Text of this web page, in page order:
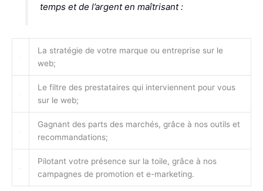
temps et de l’argent en maîtrisant :
La stratégie de votre marque ou entreprise sur le
web;
Le filtre des prestataires qui interviennent pour vous
sur le web;
Gagnant des parts des marchés, grâce à nos outils et
recommandations;
Pilotant votre présence sur la toile, grâce à nos
campagnes de promotion et e-marketing.